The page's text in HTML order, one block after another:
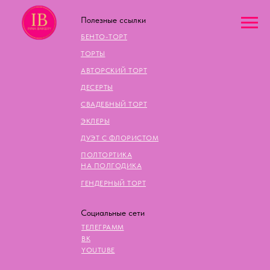
БЕНТО-ТОРТ
ТОРТЫ
АВТОРСКИЙ ТОРТ
ДЕСЕРТЫ
СВАДЕБНЫЙ ТОРТ
ЭКЛЕРЫ
ДУЭТ С ФЛОРИСТОМ
YOUTUBE
ВК
ТЕЛЕГРАММ
ГЕНДЕРНЫЙ ТОРТ
ПОЛТОРТИКА
НА ПОЛГОДИКА
Полезные ссылки
Социальные сети